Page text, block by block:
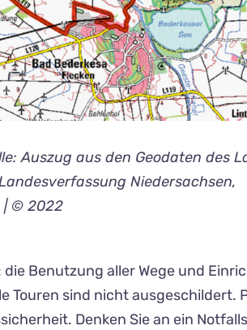
Auszug aus den Geodaten des
Niedersachsen,
| © 2022
Benutzung aller Wege und
Touren sind nicht ausgeschildert.
Denken Sie an ein